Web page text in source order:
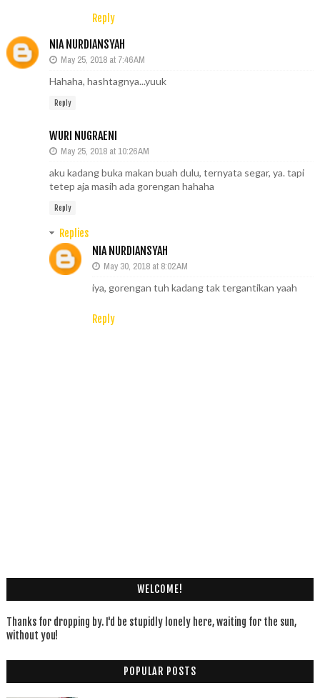
Reply
NIA NURDIANSYAH
May 25, 2018 at 7:46 AM
Hahaha, hashtagnya...yuuk
Reply
WURI NUGRAENI
May 25, 2018 at 10:26 AM
aku kadang buka makan buah dulu, ternyata segar, ya. tapi
tetep aja masih ada gorengan hahaha
Reply
Replies
NIA NURDIANSYAH
May 30, 2018 at 8:02 AM
iya, gorengan tuh kadang tak tergantikan yaah
Reply
WELCOME!
Thanks for dropping by. I'd be stupidly lonely here, waiting for the sun,
without you!
POPULAR POSTS